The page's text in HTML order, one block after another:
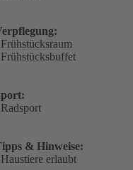
& Hinweise:
erlaubt